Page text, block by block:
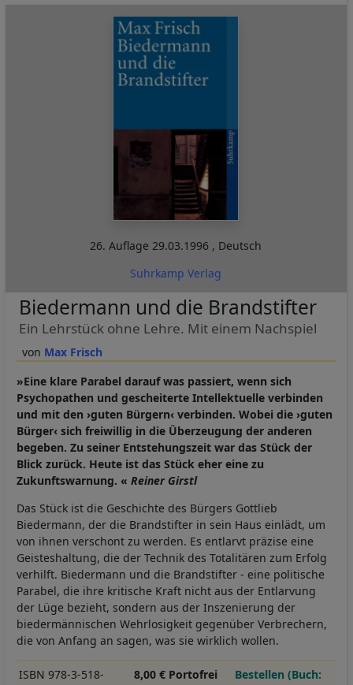
26. Auflage29.03.1996 , Deutsch
Suhrkamp Verlag
Max Frisch
Biedermann und die Brandstifter
Ein Lehrstück ohne Lehre. Mit einem Nachspiel
»Eine klare Parabel darauf was passiert, wenn sich
Psychopathen und gescheiterte Intellektuelle verbinden
und mit den ›guten Bürgern‹ verbinden. Wobei die ›guten
Bürger‹ sich freiwillig in die Überzeugung der anderen
begeben. Zu seiner Entstehungszeit war das Stück der
Blick zurück. Heute ist das Stück eher eine zu
Zukunftswarnung. « Reiner Girstl
Das Stück ist die Geschichte des Bürgers Gottlieb
Biedermann, der die Brandstifter in sein Haus einlädt, um
von ihnen verschont zu werden. Es entlarvt präzise eine
Geisteshaltung, die der Technik des Totalitären zum Erfolg
verhilft. Biedermann und die Brandstifter - eine politische
Parabel, die ihre kritische Kraft nicht aus der Entlarvung
der Lüge bezieht, sondern aus der Inszenierung der
biedermännischen Wehrlosigkeit gegenüber Verbrechern,
die von Anfang an sagen, was sie wirklich wollen.
ISBN 978-3-518-
8,00 € Portofrei
Bestellen (Buch: